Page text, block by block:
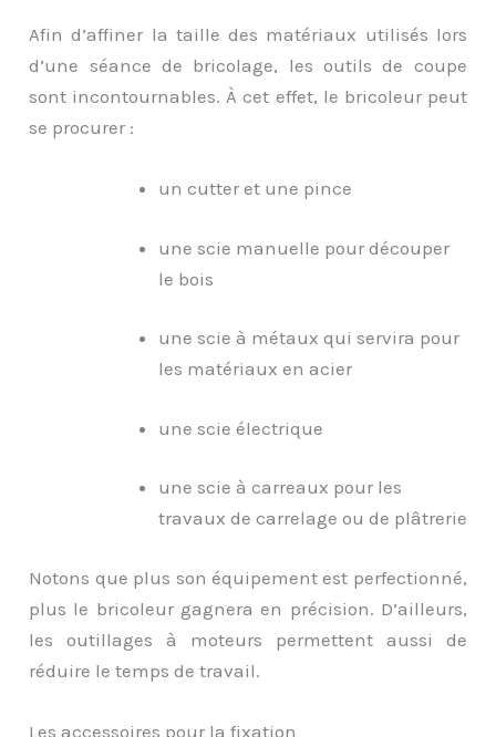
Afin d’affiner la taille des matériaux utilisés lors
d’une séance de bricolage, les outils de coupe
sont incontournables. À cet effet, le bricoleur peut
se procurer :
un cutter et une pince
une scie manuelle pour découper
le bois
une scie à métaux qui servira pour
les matériaux en acier
une scie électrique
une scie à carreaux pour les
travaux de carrelage ou de plâtrerie
Notons que plus son équipement est perfectionné,
plus le bricoleur gagnera en précision. D’ailleurs,
les outillages à moteurs permettent aussi de
réduire le temps de travail.
Les accessoires pour la fixation